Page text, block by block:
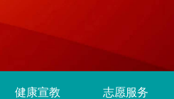
健康宣教 志愿服务